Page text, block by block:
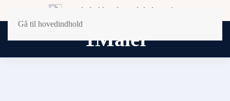
Gå til hovedindhold
Landsdækkende og lokal service